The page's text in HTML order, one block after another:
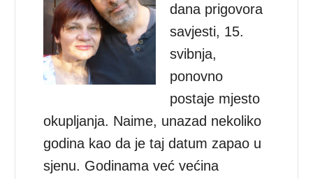
dana prigovora
savjesti, 15.
svibnja,
ponovno
postaje mjesto
okupljanja. Naime, unazad nekoliko
godina kao da je taj datum zapao u
sjenu. Godinama već većina